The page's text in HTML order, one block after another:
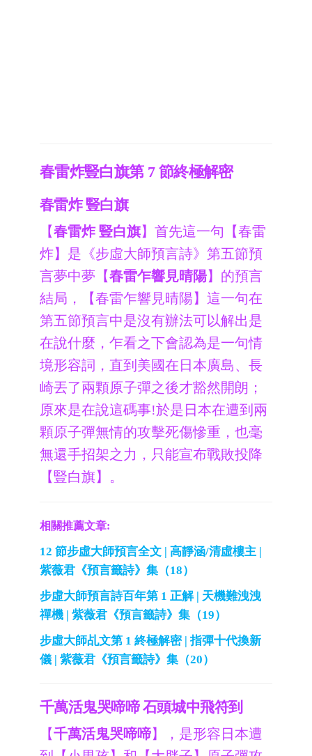
春雷炸豎白旗第 7 節終極解密
春雷炸 豎白旗
【春雷炸 豎白旗】首先這一句【春雷
炸】是《步虛大師預言詩》第五節預
言夢中夢【春雷乍響見晴陽】的預言
結局，【春雷乍響見晴陽】這一句在
第五節預言中是沒有辦法可以解出是
在說什麼，乍看之下會認為是一句情
境形容詞，直到美國在日本廣島、長
崎丟了兩顆原子彈之後才豁然開朗；
原來是在說這碼事!於是日本在遭到兩
顆原子彈無情的攻擊死傷慘重，也毫
無還手招架之力，只能宣布戰敗投降
【豎白旗】。
相關推薦文章:
12 節步虛大師預言全文 | 高靜涵/清虛樓主 |
紫薇君《預言籤詩》集（18）
步虛大師預言詩百年第 1 正解 | 天機難洩洩
禪機 | 紫薇君《預言籤詩》集（19）
步虛大師乩文第 1 終極解密 | 指彈十代換新
儀 | 紫薇君《預言籤詩》集（20）
千萬活鬼哭啼啼 石頭城中飛符到
【千萬活鬼哭啼啼】，是形容日本遭